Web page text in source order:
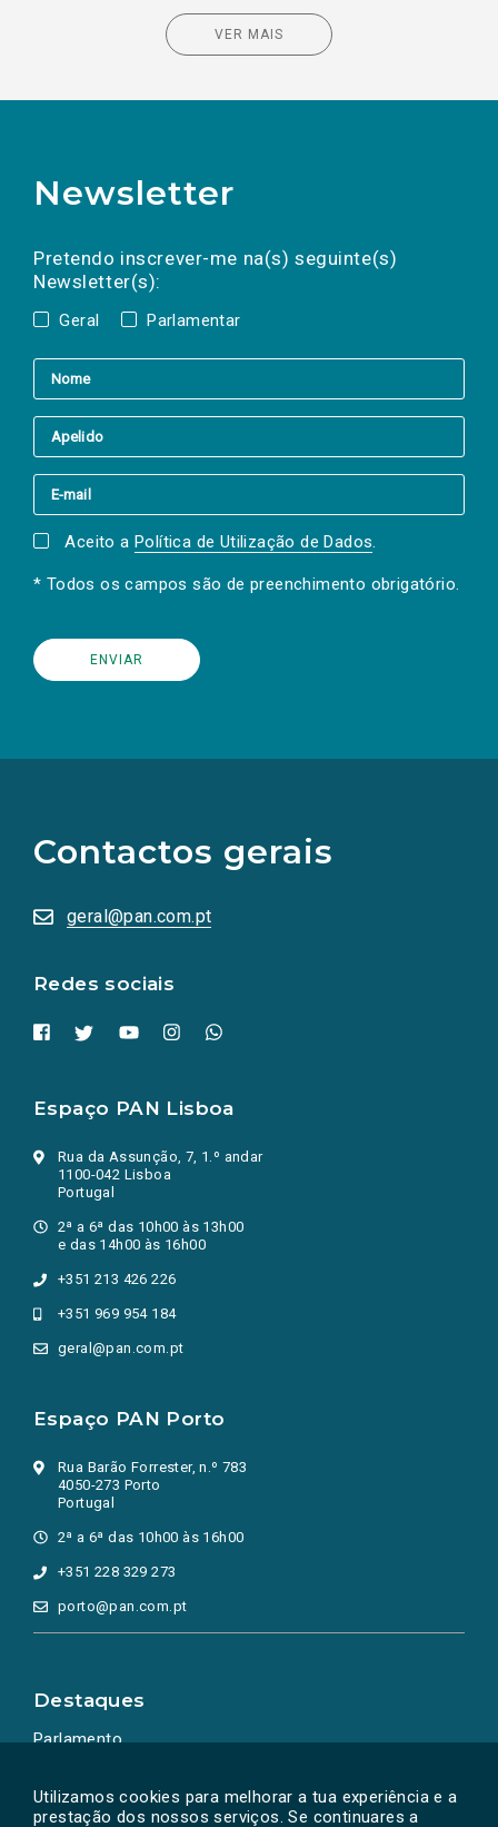
Utilizamos cookies para melhorar a tua experiência e a
prestação dos nossos serviços. Se continuares a
VER MAIS
Newsletter
Pretendo inscrever-me na(s) seguinte(s)
Newsletter(s):
Geral Parlamentar
a(s) newsletter(s).
mail
Aceito a Política de Utilização de Dados.
* Todos os campos são de preenchimento obrigatório.
Contactos gerais
geral@pan.com.pt
Redes sociais
redes
sociais
numa
nova
Espaço PAN Lisboa
Rua da Assunção, 7, 1.º andar
1100-042 Lisboa
Portugal
2ª a 6ª das 10h00 às 13h00
e das 14h00 às 16h00
+351 213 426 226
+351 969 954 184
geral@pan.com.pt
Espaço PAN Porto
Rua Barão Forrester, n.º 783
4050-273 Porto
Portugal
2ª a 6ª das 10h00 às 16h00
+351 228 329 273
porto@pan.com.pt
Destaques
Parlamento